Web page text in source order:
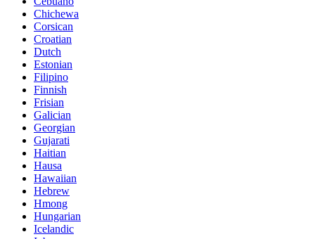
Chichewa
Corsican
Croatian
Dutch
Estonian
Filipino
Finnish
Frisian
Galician
Georgian
Gujarati
Haitian
Hausa
Hawaiian
Hebrew
Hmong
Hungarian
Icelandic